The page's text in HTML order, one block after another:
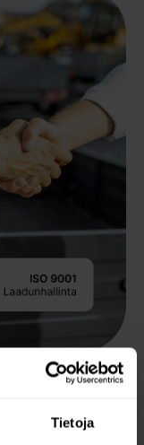
Tietoja